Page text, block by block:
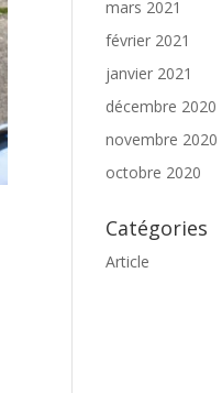
mars 2021
février 2021
janvier 2021
décembre 2020
novembre 2020
octobre 2020
Catégories
Article